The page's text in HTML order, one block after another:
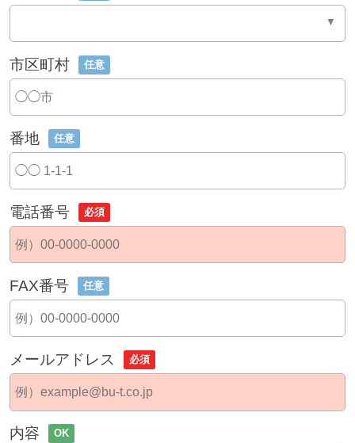
市区町村 任意
番地 任意
電話番号 必須
FAX番号 任意
メールアドレス 必須
内容 OK